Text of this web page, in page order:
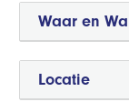
Waar en
Locatie